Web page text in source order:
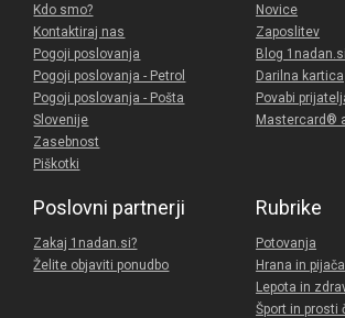
Kdo smo?
Kontaktiraj nas
Pogoji poslovanja
Pogoji poslovanja - Petrol
Pogoji poslovanja - Pošta
Slovenije
Zasebnost
Piškotki
Novice
Zaposlitev
Blog 1nadan.si
Darilna kartica
Povabi
Mastercard®
Poslovni partnerji
Zakaj 1nadan.si?
Želite objaviti ponudbo
Rubrike
Potovanja
Hrana in pijača
Lepota in
Šport in prosti